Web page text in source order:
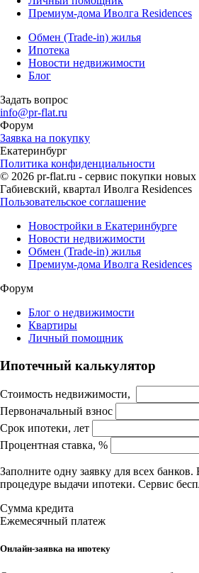
Премиум-дома Иволга Residences
Обмен (Trade-in) жилья
Ипотека
Новости недвижимости
Блог
Задать вопрос
info@pr-flat.ru
Форум
Заявка на покупку
Екатеринбург
Политика конфиденциальности
© 2026 pr-flat.ru - сервис покупки новых
Габиевский, квартал Иволга Residences
Пользовательское соглашение
Новостройки в Екатеринбурге
Новости недвижимости
Обмен (Trade-in) жилья
Премиум-дома Иволга Residences
Форум
Блог о недвижимости
Квартиры
Личный помощник
Ипотечный калькулятор
Стоимость недвижимости,
Первоначальный взнос
Срок ипотеки, лет
Процентная ставка, %
Заполните одну заявку для всех
процедуре выдачи ипотеки. Сервис
Сумма кредита
Ежемесячный платеж
Онлайн-заявка на ипотеку